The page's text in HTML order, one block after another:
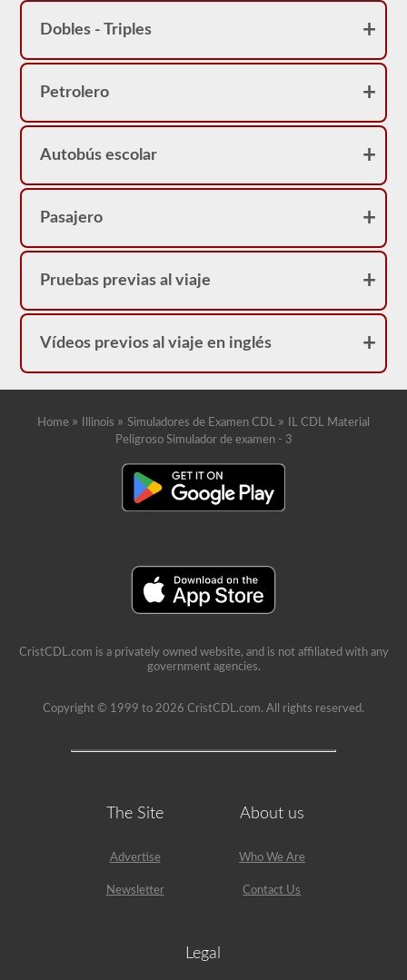
Dobles - Triples
Petrolero
Autobús escolar
Pasajero
Pruebas previas al viaje
Vídeos previos al viaje en inglés
Home » Illinois » Simuladores de Examen CDL »
IL CDL Material
Peligroso Simulador de examen - 3
CristCDL.com is a privately owned website, and is not affiliated with any
government agencies.
Copyright © 1999 to 2026 CristCDL.com. All rights reserved.
The Site
Advertise
Newsletter
About us
Who We Are
Contact Us
Legal